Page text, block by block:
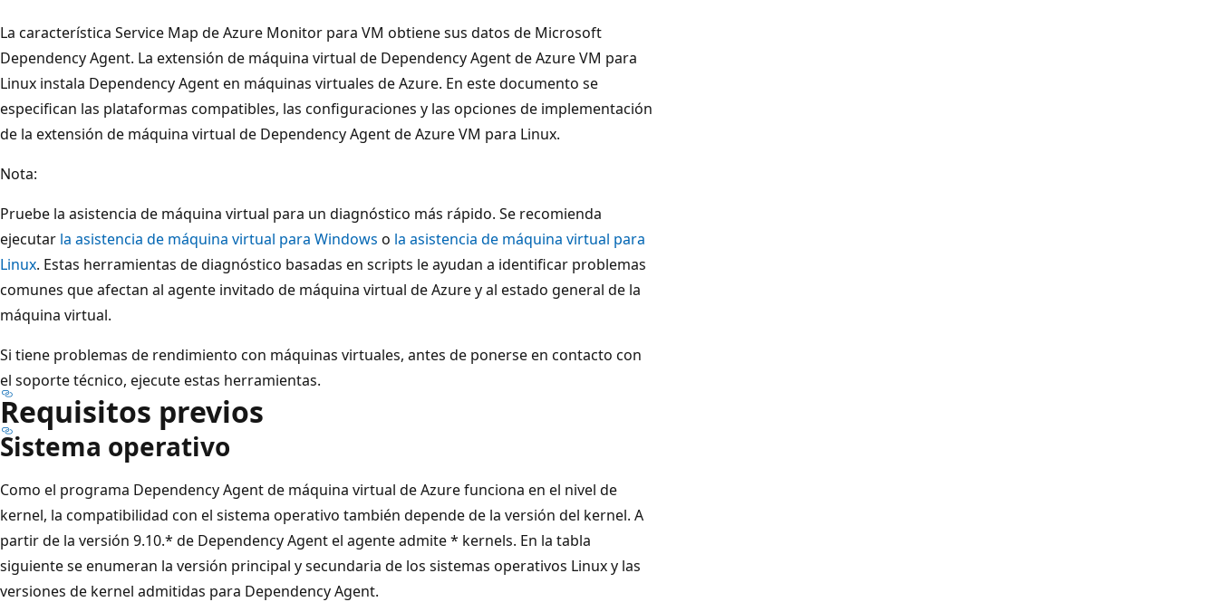
La característica Service Map de Azure Monitor para VM obtiene sus datos de Microsoft
Dependency Agent. La extensión de máquina virtual de Dependency Agent de Azure VM para
Linux instala Dependency Agent en máquinas virtuales de Azure. En este documento se
especifican las plataformas compatibles, las configuraciones y las opciones de implementación
de la extensión de máquina virtual de Dependency Agent de Azure VM para Linux.
Nota:
Pruebe la asistencia de máquina virtual para un diagnóstico más rápido. Se recomienda
ejecutar la asistencia de máquina virtual para Windows o la asistencia de máquina virtual para
Linux. Estas herramientas de diagnóstico basadas en scripts le ayudan a identificar problemas
comunes que afectan al agente invitado de máquina virtual de Azure y al estado general de la
máquina virtual.
Si tiene problemas de rendimiento con máquinas virtuales, antes de ponerse en contacto con
el soporte técnico, ejecute estas herramientas.
Requisitos previos
Sistema operativo
Como el programa Dependency Agent de máquina virtual de Azure funciona en el nivel de
kernel, la compatibilidad con el sistema operativo también depende de la versión del kernel. A
partir de la versión 9.10.* de Dependency Agent el agente admite * kernels. En la tabla
siguiente se enumeran la versión principal y secundaria de los sistemas operativos Linux y las
versiones de kernel admitidas para Dependency Agent.